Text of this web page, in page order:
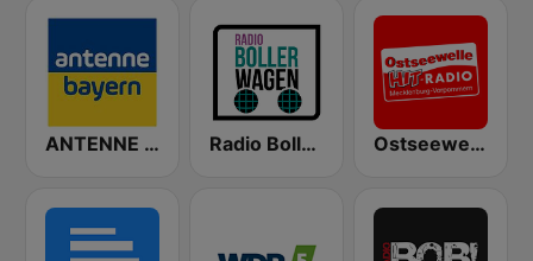
ANTENNE BAYERN Radio Bollerwagen Ostseewelle Hit-Radio 105.6